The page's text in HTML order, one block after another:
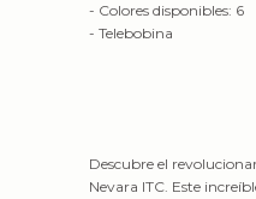
- Colores disponibles: 6
- Telebobina
Descubre el
Nevara ITC. Este